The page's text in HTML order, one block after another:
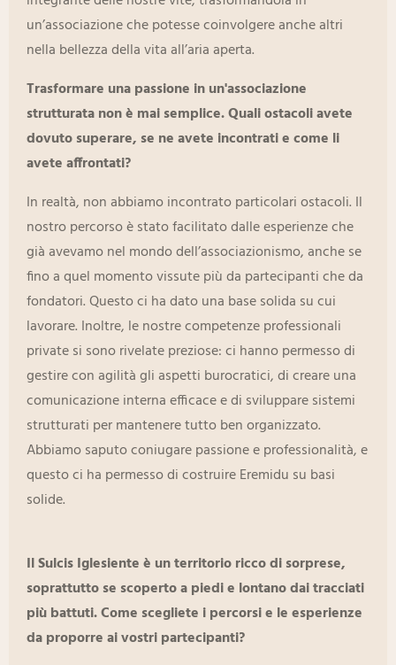
un’associazione che potesse coinvolgere anche altri
nella bellezza della vita all’aria aperta.
Trasformare una passione in un'associazione
strutturata non è mai semplice. Quali ostacoli avete
dovuto superare, se ne avete incontrati e come li
avete affrontati?
In realtà, non abbiamo incontrato particolari ostacoli. Il
nostro percorso è stato facilitato dalle esperienze che
già avevamo nel mondo dell’associazionismo, anche se
fino a quel momento vissute più da partecipanti che da
fondatori. Questo ci ha dato una base solida su cui
lavorare. Inoltre, le nostre competenze professionali
private si sono rivelate preziose: ci hanno permesso di
gestire con agilità gli aspetti burocratici, di creare una
comunicazione interna efficace e di sviluppare sistemi
strutturati per mantenere tutto ben organizzato.
Abbiamo saputo coniugare passione e professionalità, e
questo ci ha permesso di costruire Eremidu su basi
solide.
Il Sulcis Iglesiente è un territorio ricco di sorprese,
soprattutto se scoperto a piedi e lontano dai tracciati
più battuti. Come scegliete i percorsi e le esperienze
da proporre ai vostri partecipanti?